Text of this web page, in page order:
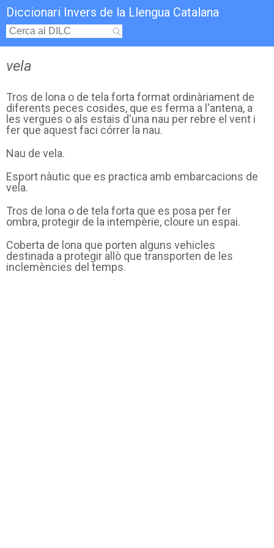
Diccionari Invers de la Llengua Catalana
vela
Tros de lona o de tela forta format ordinàriament de
diferents peces cosides, que es ferma a l'antena, a
les vergues o als estais d'una nau per rebre el vent i
fer que aquest faci córrer la nau.
Nau de vela.
Esport nàutic que es practica amb embarcacions de
vela.
Tros de lona o de tela forta que es posa per fer
ombra, protegir de la intempèrie, cloure un espai.
Coberta de lona que porten alguns vehicles
destinada a protegir allò que transporten de les
inclemències del temps.